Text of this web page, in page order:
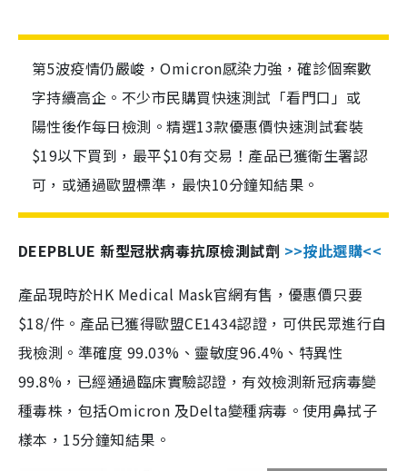
第5波疫情仍嚴峻，Omicron感染力強，確診個案數
字持續高企。不少市民購買快速測試「看門口」或
陽性後作每日檢測。精選13款優惠價快速測試套裝
$19以下買到，最平$10有交易！產品已獲衛生署認
可，或通過歐盟標準，最快10分鐘知結果。
DEEPBLUE 新型冠狀病毒抗原檢測試劑 >>按此選購<<
產品現時於HK Medical Mask官網有售，優惠價只要
$18/件。產品已獲得歐盟CE1434認證，可供民眾進行自
我檢測。準確度 99.03%、靈敏度96.4%、特異性
99.8%，已經通過臨床實驗認證，有效檢測新冠病毒變
種毒株，包括Omicron 及Delta變種病毒。使用鼻拭子
樣本，15分鐘知結果。